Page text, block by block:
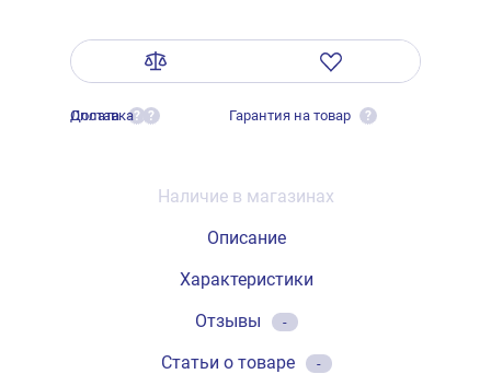
Оплата ?
Доставка ? Гарантия на товар ?
Наличие в магазинах
Описание
Характеристики
Отзывы
-
Статьи о товаре -